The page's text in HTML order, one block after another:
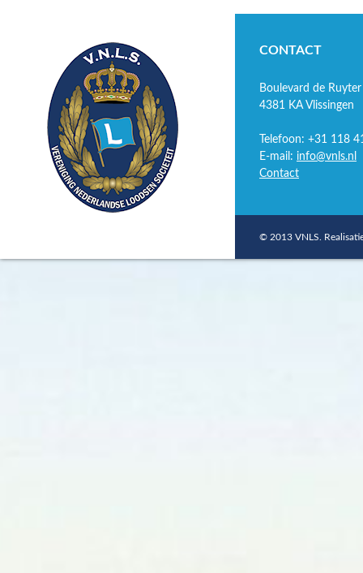
CONTACT
Boulevard de
4381 KA Vlissingen
Telefoon: +31 118
E-mail: info@vnls.nl
Contact
© 2013 VNLS.